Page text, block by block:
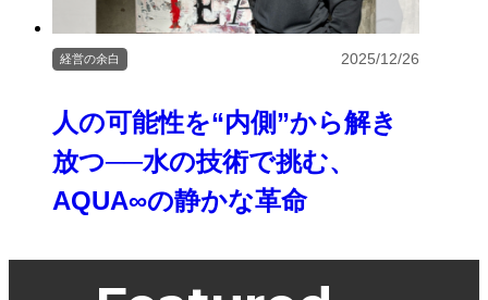
人の可能性を“内側”から解き
放つ──水の技術で挑む、
AQUA∞の静かな革命
経営の余白 2025/12/26